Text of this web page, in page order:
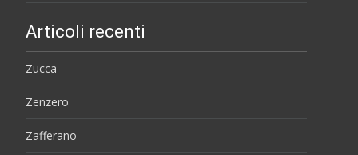
Articoli recenti
Zucca
Zenzero
Zafferano